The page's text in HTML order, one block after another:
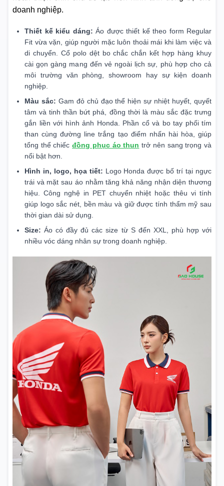
doanh nghiệp.
Thiết kế kiểu dáng: Áo được thiết kế theo form Regular
Fit vừa vặn, giúp người mặc luôn thoải mái khi làm việc và
di chuyển. Cổ polo dệt bo chắc chắn kết hợp hàng khuy
cài gọn gàng mang đến vẻ ngoài lịch sự, phù hợp cho cả
môi trường văn phòng, showroom hay sự kiện doanh
nghiệp.
Màu sắc: Gam đỏ chủ đạo thể hiện sự nhiệt huyết, quyết
tâm và tinh thần bứt phá, đồng thời là màu sắc đặc trưng
gắn liền với hình ảnh Honda. Phần cổ và bo tay phối tím
than cùng đường line trắng tạo điểm nhấn hài hòa, giúp
tổng thể chiếcđồng phục áo thun trở nên sang trọng và
nổi bật hơn.
Hình in, logo, họa tiết: Logo Honda được bố trí tại ngực
trái và mặt sau áo nhằm tăng khả năng nhận diện thương
hiệu. Công nghệ in PET chuyển nhiệt hoặc thêu vi tính
giúp logo sắc nét, bền màu và giữ được tính thẩm mỹ sau
thời gian dài sử dụng.
Size: Áo có đầy đủ các size từ S đến XXL, phù hợp với
nhiều vóc dáng nhân sự trong doanh nghiệp.